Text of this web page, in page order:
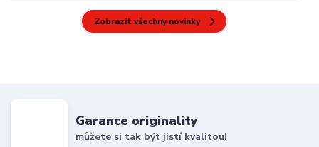
Zobrazit všechny novinky
Garance originality
můžete si tak být jistí kvalitou!